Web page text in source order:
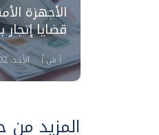
قضايا إتجار
أ ش أ الأحد، 02 اغسطس 2026 01:01 م
المزيد من